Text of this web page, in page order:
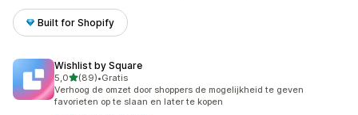
Built for Shopify
Wishlist by Square
5,0van 5 sterren
(89)
89 recensies in totaal
•Gratis
Verhoog de omzet door shoppers de mogelijkheid te geven
favorieten op te slaan en later te kopen